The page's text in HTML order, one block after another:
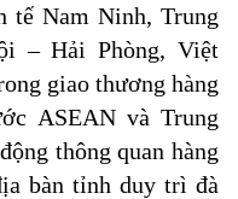
tế Nam Ninh, Trung
– Hải Phòng, Việt
giao thương hàng
ASEAN và Trung
thông quan hàng
bàn tỉnh duy trì đà